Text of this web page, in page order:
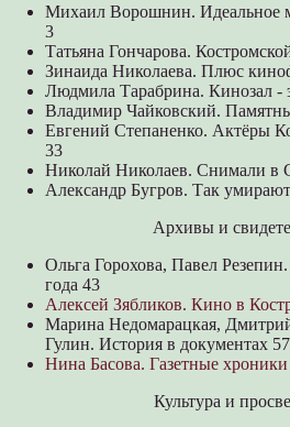
Михаил Ворошнин. Идеальное
3
Татьяна Гончарова.
Зинаида Николаева. Плюс
Людмила Тарабрина. Кинозал -
Владимир Чайковский.
Евгений Степаненко. Актёры
33
Николай Николаев. Снимали в
Александр Бугров. Так
Архивы и
Ольга Горохова, Павел
года 43
Алексей Зябликов. Кино в
Марина Недомарацкая,
Гулин. История в документах 57
Нина Басова. Газетные хроники
Культура и